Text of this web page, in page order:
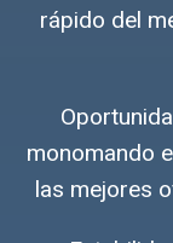
rápido del
monomando
las mejores